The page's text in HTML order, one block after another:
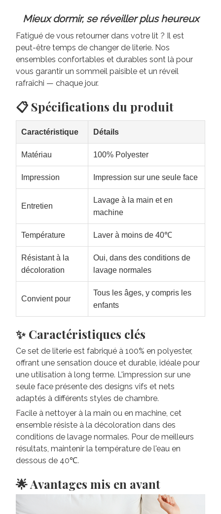
Mieux dormir, se réveiller plus heureux
Fatigué de vous retourner dans votre lit ? Il est
peut-être temps de changer de literie. Nos
ensembles confortables et durables sont là pour
vous garantir un sommeil paisible et un réveil
rafraîchi — chaque jour.
📋 Spécifications du produit
Caractéristique Détails
Matériau 100% Polyester
Impression Impression sur une seule face
Entretien
Lavage à la main et en
machine
Température Laver à moins de 40℃
Résistant à la
décoloration
Oui, dans des conditions de
lavage normales
Convient pour
Tous les âges, y compris les
enfants
✨ Caractéristiques clés
Ce set de literie est fabriqué à 100% en polyester,
offrant une sensation douce et durable, idéale pour
une utilisation à long terme. L'impression sur une
seule face présente des designs vifs et nets
adaptés à différents styles de chambre.
Facile à nettoyer à la main ou en machine, cet
ensemble résiste à la décoloration dans des
conditions de lavage normales. Pour de meilleurs
résultats, maintenir la température de l'eau en
dessous de 40℃.
🌟 Avantages mis en avant